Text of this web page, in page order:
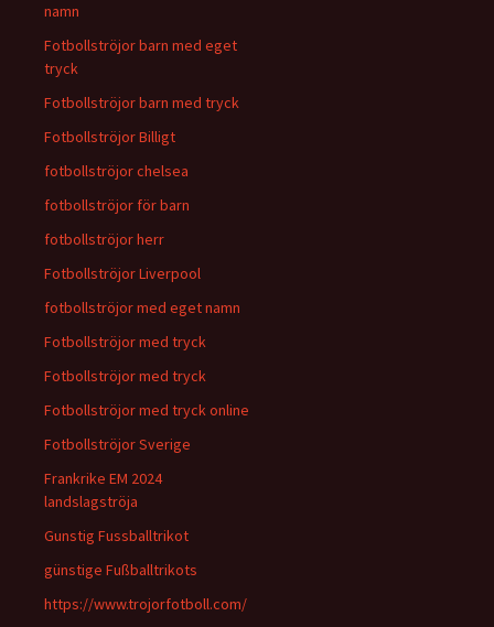
namn
Fotbollströjor barn med eget
tryck
Fotbollströjor barn med tryck
Fotbollströjor Billigt
fotbollströjor chelsea
fotbollströjor för barn
fotbollströjor herr
Fotbollströjor Liverpool
fotbollströjor med eget namn
Fotbollströjor med tryck
Fotbollströjor med tryck
Fotbollströjor med tryck online
Fotbollströjor Sverige
Frankrike EM 2024
landslagströja
Gunstig Fussballtrikot
günstige Fußballtrikots
https://www.trojorfotboll.com/